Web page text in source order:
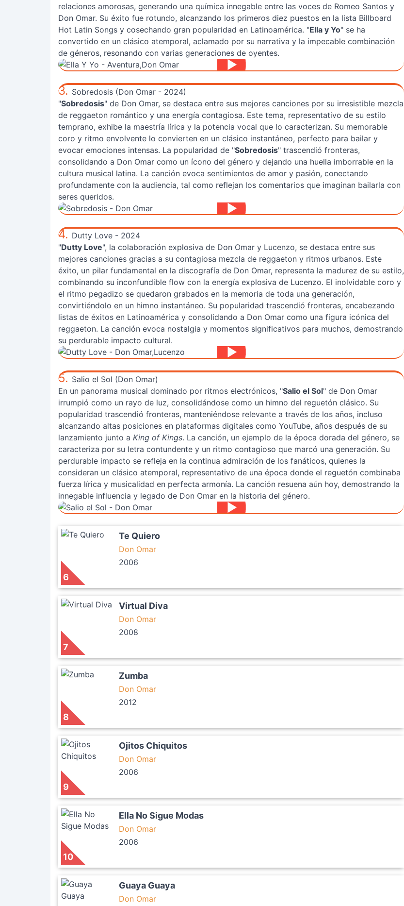
relaciones amorosas, generando una química innegable entre las voces de Romeo Santos y
Don Omar. Su éxito fue rotundo, alcanzando los primeros diez puestos en la lista Billboard
Hot Latin Songs y cosechando gran popularidad en Latinoamérica. "Ella y Yo" se ha
convertido en un clásico atemporal, aclamado por su narrativa y la impecable combinación
de géneros, resonando con varias generaciones de oyentes.
3. Sobredosis (Don Omar - 2024)
"Sobredosis" de Don Omar, se destaca entre sus mejores canciones por su irresistible mezcla
de reggaeton romántico y una energía contagiosa. Este tema, representativo de su estilo
temprano, exhibe la maestría lírica y la potencia vocal que lo caracterizan. Su memorable
coro y ritmo envolvente lo convierten en un clásico instantáneo, perfecto para bailar y
evocar emociones intensas. La popularidad de "Sobredosis" trascendió fronteras,
consolidando a Don Omar como un ícono del género y dejando una huella imborrable en la
cultura musical latina. La canción evoca sentimientos de amor y pasión, conectando
profundamente con la audiencia, tal como reflejan los comentarios que imaginan bailarla con
seres queridos.
4. Dutty Love - 2024
"Dutty Love", la colaboración explosiva de Don Omar y Lucenzo, se destaca entre sus
mejores canciones gracias a su contagiosa mezcla de reggaeton y ritmos urbanos. Este
éxito, un pilar fundamental en la discografía de Don Omar, representa la madurez de su estilo,
combinando su inconfundible flow con la energía explosiva de Lucenzo. El inolvidable coro y
el ritmo pegadizo se quedaron grabados en la memoria de toda una generación,
convirtiéndolo en un himno instantáneo. Su popularidad trascendió fronteras, encabezando
listas de éxitos en Latinoamérica y consolidando a Don Omar como una figura icónica del
reggaeton. La canción evoca nostalgia y momentos significativos para muchos, demostrando
su perdurable impacto cultural.
5. Salio el Sol (Don Omar)
En un panorama musical dominado por ritmos electrónicos, "Salio el Sol" de Don Omar
irrumpió como un rayo de luz, consolidándose como un himno del reguetón clásico. Su
popularidad trascendió fronteras, manteniéndose relevante a través de los años, incluso
alcanzando altas posiciones en plataformas digitales como YouTube, años después de su
lanzamiento junto a King of Kings. La canción, un ejemplo de la época dorada del género, se
caracteriza por su letra contundente y un ritmo contagioso que marcó una generación. Su
perdurable impacto se refleja en la continua admiración de los fanáticos, quienes la
consideran un clásico atemporal, representativo de una época donde el reguetón combinaba
fuerza lírica y musicalidad en perfecta armonía. La canción resuena aún hoy, demostrando la
innegable influencia y legado de Don Omar en la historia del género.
6
Te Quiero
Don Omar
2006
7
Virtual Diva
Don Omar
2008
8
Zumba
Don Omar
2012
9
Ojitos Chiquitos
Don Omar
2006
10
Ella No Sigue Modas
Don Omar
2006
Guaya Guaya
Don Omar